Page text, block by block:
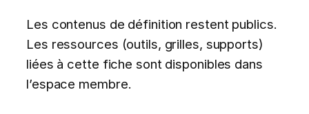
Les contenus de définition restent publics.
Les ressources (outils, grilles, supports)
liées à cette fiche sont disponibles dans
l’espace membre.